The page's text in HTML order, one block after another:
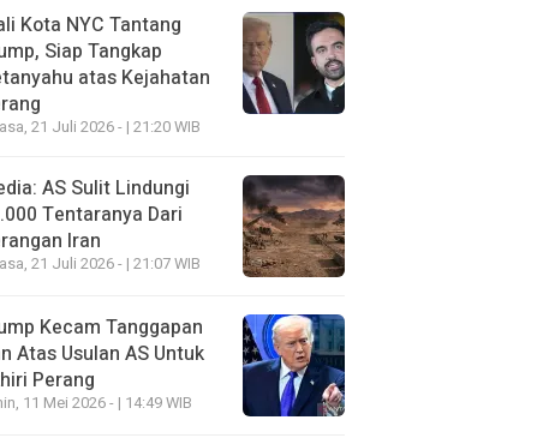
Kota NYC Tantang
Siap Tangkap
atas Kejahatan
21 Juli 2026 - | 21:20 WIB
AS Sulit Lindungi
Tentaranya Dari
Iran
21 Juli 2026 - | 21:07 WIB
Kecam Tanggapan
Atas Usulan AS Untuk
Perang
11 Mei 2026 - | 14:49 WIB